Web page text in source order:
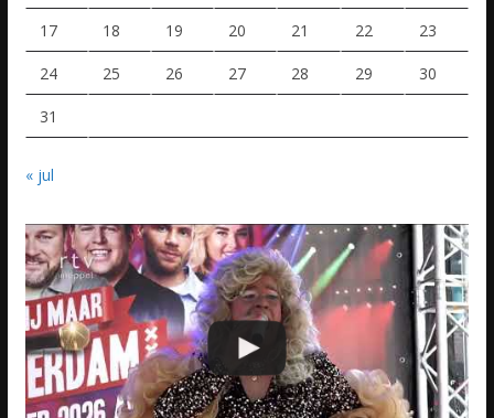
17 18 19 20 21 22 23
24 25 26 27 28 29 30
31
« jul